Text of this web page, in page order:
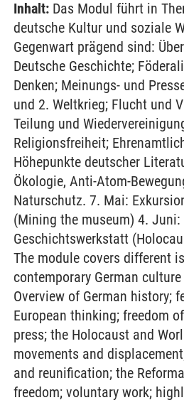
Inhalt: Das Modul führt in
deutsche Kultur und soziale
Gegenwart prägend sind:
Deutsche Geschichte;
Denken; Meinungs- und
und 2. Weltkrieg; Flucht und
Teilung und
Religionsfreiheit;
Höhepunkte deutscher
Ökologie, Anti-Atom-
Naturschutz. 7. Mai:
(Mining the museum) 4.
Geschichtswerkstatt
The module covers different
contemporary German
Overview of German history;
European thinking; freedom
press; the Holocaust and
movements and
and reunification; the
freedom; voluntary work;